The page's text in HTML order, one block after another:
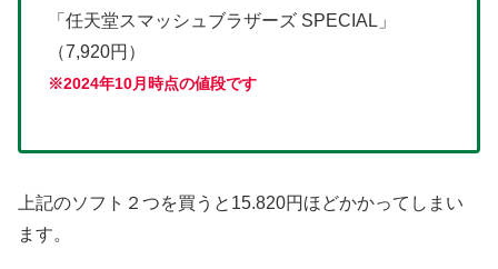
「任天堂スマッシュブラザーズ SPECIAL」
（7,920円）
※2024年10月時点の値段です
上記のソフト２つを買うと15.820円ほどかかってしまい
ます。